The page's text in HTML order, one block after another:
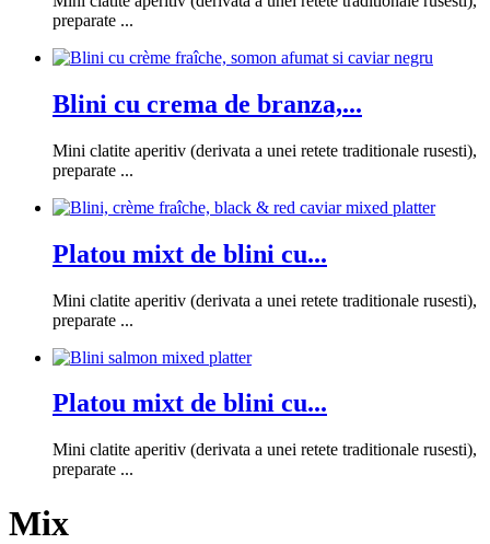
preparate ...
Blini cu crema de branza,...
Mini clatite aperitiv (derivata a unei retete traditionale rusesti),
preparate ...
Platou mixt de blini cu...
Mini clatite aperitiv (derivata a unei retete traditionale rusesti),
preparate ...
Platou mixt de blini cu...
Mini clatite aperitiv (derivata a unei retete traditionale rusesti),
preparate ...
Mix